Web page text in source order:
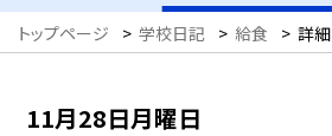
トップページ > 学校日記 > 給食 > 詳細
11月28日月曜日